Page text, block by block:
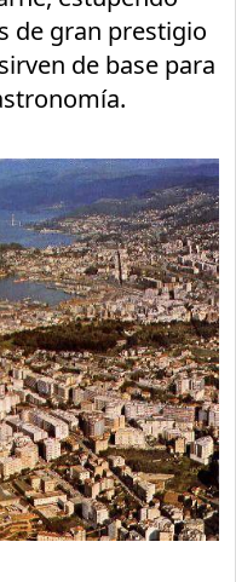
de gran prestigio
de base para